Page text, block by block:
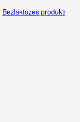
Bezlaktozes produkti